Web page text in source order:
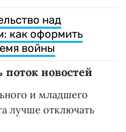
над
как оформить
войны
новостей
и младшего
лучше отключать